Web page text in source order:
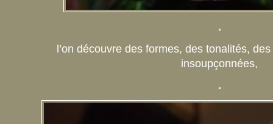
.
l’on découvre des formes, des tonalités,
insoupçonnées,
.